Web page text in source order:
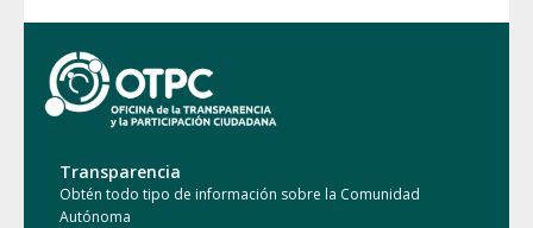
Transparencia
Obtén todo tipo de información sobre la Comunidad
Autónoma